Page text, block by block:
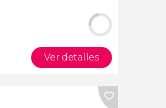
Ver detalles